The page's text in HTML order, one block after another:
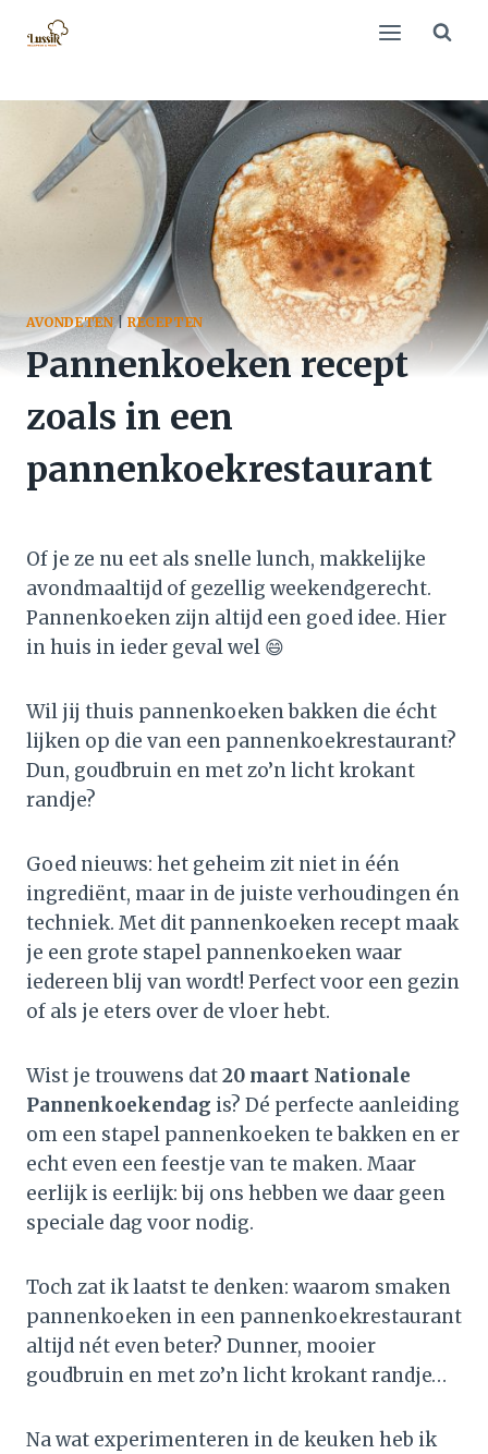
naar
AVONDETEN|RECEPTEN
Pannenkoeken recept
zoals in een
pannenkoekrestaurant
Of je ze nu eet als snelle lunch, makkelijke
avondmaaltijd of gezellig weekendgerecht.
Pannenkoeken zijn altijd een goed idee. Hier
in huis in ieder geval wel 😄
Wil jij thuis pannenkoeken bakken die écht
lijken op die van een pannenkoekrestaurant?
Dun, goudbruin en met zo’n licht krokant
randje?
Goed nieuws: het geheim zit niet in één
ingrediënt, maar in de juiste verhoudingen én
techniek. Met dit pannenkoeken recept maak
je een grote stapel pannenkoeken waar
iedereen blij van wordt! Perfect voor een gezin
of als je eters over de vloer hebt.
Wist je trouwens dat20 maart Nationale
Pannenkoekendag is? Dé perfecte aanleiding
om een stapel pannenkoeken te bakken en er
echt even een feestje van te maken. Maar
eerlijk is eerlijk: bij ons hebben we daar geen
speciale dag voor nodig.
Toch zat ik laatst te denken: waarom smaken
pannenkoeken in een pannenkoekrestaurant
altijd nét even beter? Dunner, mooier
goudbruin en met zo’n licht krokant randje…
Na wat experimenteren in de keuken heb ik